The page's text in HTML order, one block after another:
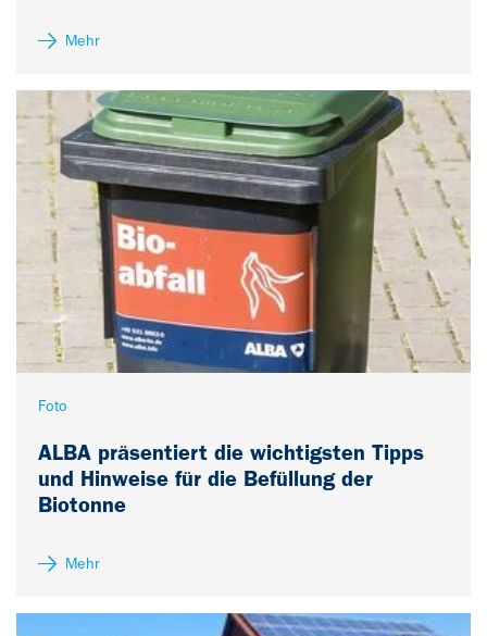
Mehr
Foto
ALBA präsentiert die wichtigsten Tipps
und Hinweise für die Befüllung der
Biotonne
Mehr